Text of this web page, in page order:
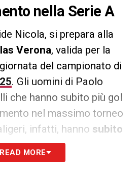
nella Serie A
Nicola, si prepara alla
Verona, valida per la
del campionato di
. Gli uomini di Paolo
che hanno subito più gol
nel massimo torneo
infatti, hanno subito
Gazzetta dello Sport
29 novembre. Nessuno,
READ MORE